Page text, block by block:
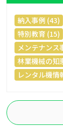
納入事例 (43)
特別教育 (15)
メンテナンス
林業機械の知
レンタル機情